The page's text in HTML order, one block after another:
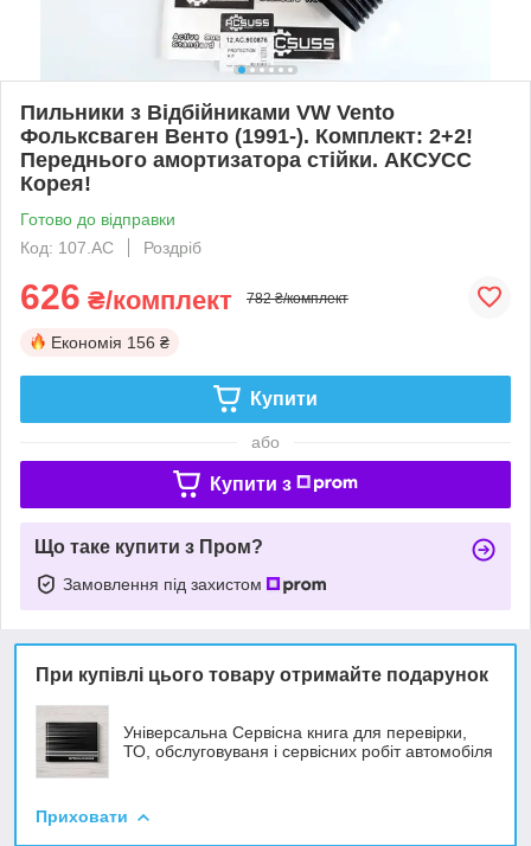
Пильники з Відбійниками VW Vento
Фольксваген Венто (1991-). Комплект: 2+2!
Переднього амортизатора стійки. АКСУСС
Корея!
Готово до відправки
Код: 107.AC
Роздріб
626 ₴/комплект 782 ₴/комплект
Економія 156 ₴
Купити
або
Купити з
Що таке купити з Пром?
Замовлення під захистом
При купівлі цього товару отримайте подарунок
Універсальна Сервісна книга для перевірки,
ТО, обслуговуваня і сервісних робіт автомобіля
Приховати